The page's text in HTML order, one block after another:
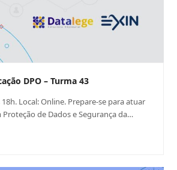
DPO – Turma 43
18h. Local: Online. Prepare-se para atuar
Proteção de Dados e Segurança da…